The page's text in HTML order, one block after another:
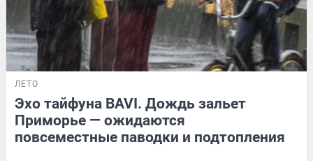
ЛЕТО
Эхо тайфуна BAVI. Дождь зальет
Приморье — ожидаются
повсеместные паводки и подтопления